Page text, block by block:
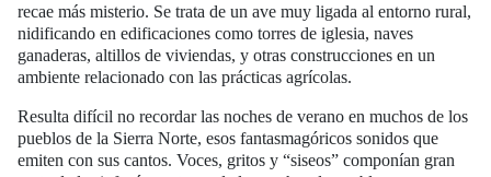
recae más misterio. Se trata de un ave muy ligada al entorno rural,
nidificando en edificaciones como torres de iglesia, naves
ganaderas, altillos de viviendas, y otras construcciones en un
ambiente relacionado con las prácticas agrícolas.
Resulta difícil no recordar las noches de verano en muchos de los
pueblos de la Sierra Norte, esos fantasmagóricos sonidos que
emiten con sus cantos. Voces, gritos y “siseos” componían gran